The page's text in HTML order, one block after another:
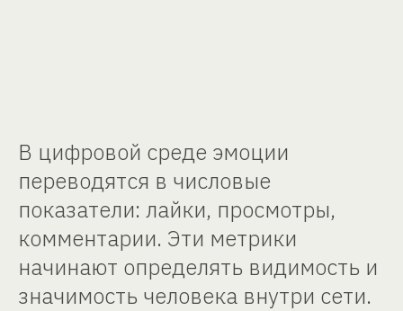
В цифровой среде эмоции
переводятся в числовые
показатели: лайки, просмотры,
комментарии. Эти метрики
начинают определять видимость и
значимость человека внутри сети.